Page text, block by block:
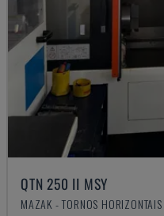
QTN 250 II MSY
MAZAK - TORNOS HORIZONTAIS